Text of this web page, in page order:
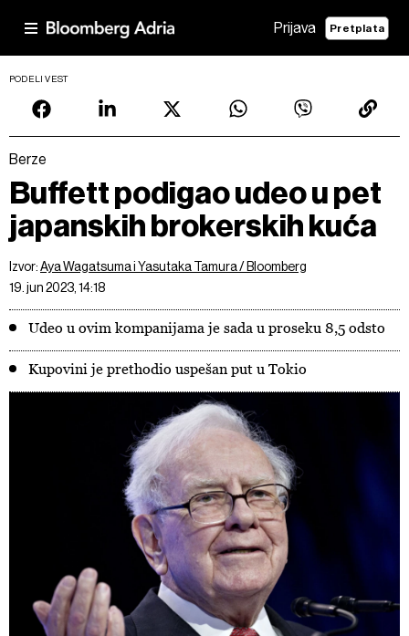
Prijava Pretplata
PODELI VEST
Berze
Buffett podigao udeo u pet
japanskih brokerskih kuća
Izvor:Aya Wagatsuma i Yasutaka Tamura / Bloomberg
19. jun 2023, 14:18
Udeo u ovim kompanijama je sada u proseku 8,5 odsto
Kupovini je prethodio uspešan put u Tokio